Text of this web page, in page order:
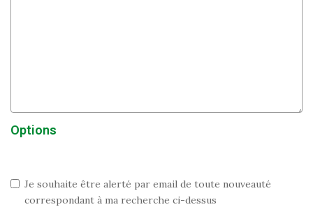
Options
Je souhaite être alerté par email de toute nouveauté
correspondant à ma recherche ci-dessus